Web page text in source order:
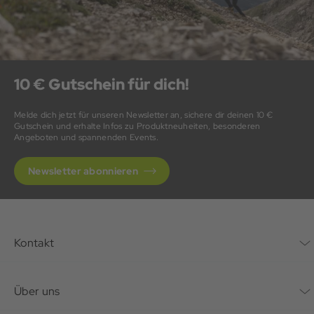
10 € Gutschein für dich!
Melde dich jetzt für unseren Newsletter an, sichere dir deinen 10 €
Gutschein und erhalte Infos zu Produktneuheiten, besonderen
Angeboten und spannenden Events.
Newsletter abonnieren
Kontakt
Über uns